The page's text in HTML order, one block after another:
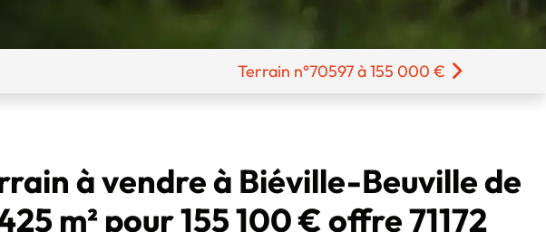
Terrain n°70597 à 155 000 €
à vendre à Biéville-Beuville de
m² pour 155 100 € offre 71172